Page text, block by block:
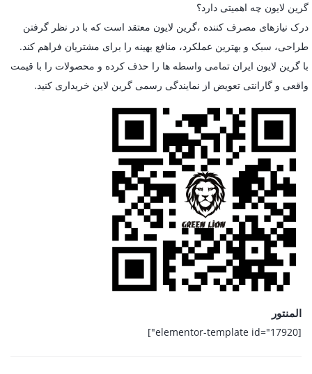
گرین لایون چه اهمیتی دارد؟
درک نیازهای مصرف کننده ،گرین لایون معتقد است که با در نظر گرفتن
طراحی، سبک و بهترین عملکرد، منافع بهینه را برای مشتریان فراهم کند.
با گرین لایون ایران تمامی واسطه ها را حذف کرده و محصولات را با قیمت
واقعی و گارانتی تعویض از نمایندگی رسمی گرین لاین خریداری کنید.
المنتور
[elementor-template id="17920"]